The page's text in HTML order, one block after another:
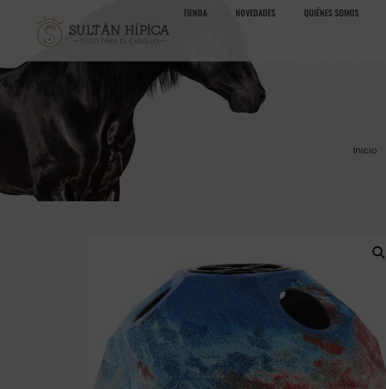
TIENDA NOVEDADES QUIÉNES SOMOS
Inicio